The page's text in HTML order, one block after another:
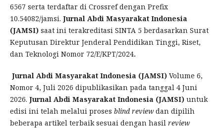
6567 serta terdaftar di Crossref dengan Prefix
10.54082/jamsi. Jurnal Abdi Masyarakat Indonesia
(JAMSI) saat ini terakreditasi SINTA 5 berdasarkan Surat
Keputusan Direktur Jenderal Pendidikan Tinggi, Riset,
dan Teknologi Nomor 72/E/KPT/2024.
Jurnal Abdi Masyarakat Indonesia (JAMSI) Volume 6,
Nomor 4, Juli 2026 dipublikasikan pada tanggal 4 Juni
2026. Jurnal Abdi Masyarakat Indonesia (JAMSI) untuk
edisi ini telah melalui proses blind reviewdan dipilih
beberapa artikel terbaik sesuai dengan hasil review